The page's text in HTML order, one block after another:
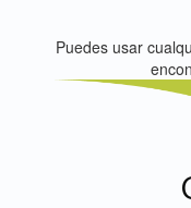
Puedes usar